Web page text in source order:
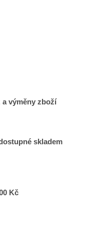
a výměny zboží
skladem
Kč